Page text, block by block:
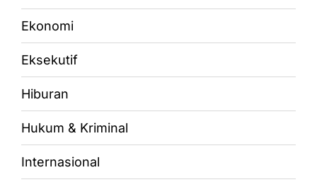
Ekonomi
Eksekutif
Hiburan
Hukum & Kriminal
Internasional